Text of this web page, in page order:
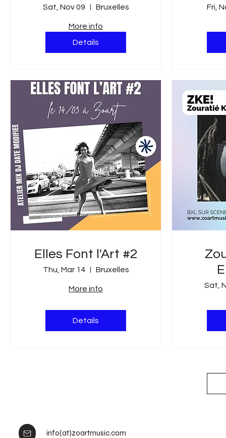
Bruxelles sur
Scènes
Sat, Nov 09 Bruxelles
More info
Details
Fri,
Elles Font l'Art #2
Thu, Mar 14 Bruxelles
More info
Details
Sat,
info(at)zoartmusic.com